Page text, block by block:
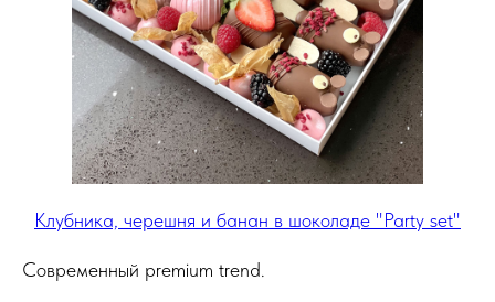
Клубника, черешня и банан в шоколаде "Party set"
Современный premium trend.